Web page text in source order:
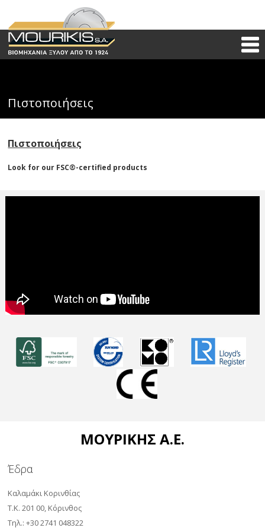
Πιστοποιήσεις
Πιστοποιήσεις
Look for our FSC®-certified products
ΜΟΥΡΙΚΗΣ Α.Ε.
Έδρα
Καλαμάκι Κορινθίας
Τ.Κ. 201 00, Κόρινθος
Τηλ.: +30 2741 048322